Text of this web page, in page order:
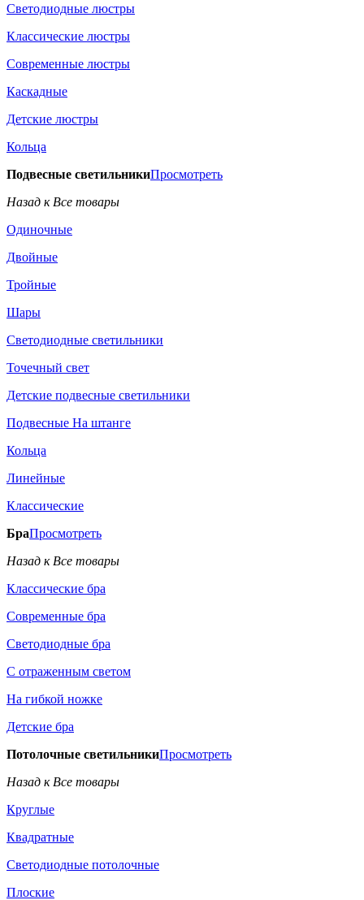
Светодиодные люстры
Классические люстры
Современные люстры
Каскадные
Детские люстры
Кольца
Подвесные светильникиПросмотреть
Назад к Все товары
Одиночные
Двойные
Тройные
Шары
Светодиодные светильники
Точечный свет
Детские подвесные светильники
Подвесные На штанге
Кольца
Линейные
Классические
БраПросмотреть
Назад к Все товары
Классические бра
Современные бра
Светодиодные бра
С отраженным светом
На гибкой ножке
Детские бра
Потолочные светильникиПросмотреть
Назад к Все товары
Круглые
Квадратные
Светодиодные потолочные
Плоские